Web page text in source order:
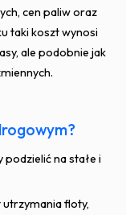
cen paliw oraz
taki koszt wynosi
ale podobnie jak
na stałe i
utrzymania floty,